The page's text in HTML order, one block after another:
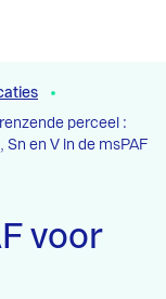
perceel :
en V in de msPAF
voor